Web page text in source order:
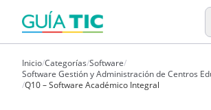
Inicio/Categorías/Software/
Software Gestión y Administración de Centros
Universidades
/Q10 – Software Académico Integral